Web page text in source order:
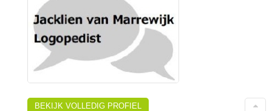
BEKIJK VOLLEDIG PROFIEL